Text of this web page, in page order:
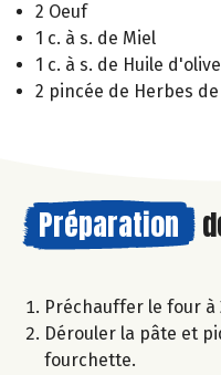
2 Oeuf
1 c. à s. de Miel
1 c. à s. de Huile d'olive
2 pincée de Herbes
Préparation
Préchauffer le four à
Dérouler la pâte et
fourchette.